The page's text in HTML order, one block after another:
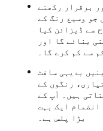
برقرار رکھنے
جو وسیع رنگ کے
سے ڈیزائن کیا
بنائے گا اور
سے کم کرے گا۔
بدیہی سافٹ
رنگوں کے
ہیں۔ آپ کے
انضمام ایک بہت
بڑا پلس ہے۔